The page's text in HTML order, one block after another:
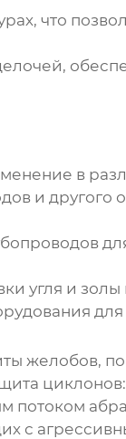
что
в
и другого
угля и золы
желобов,
циклонов:
потоком
с